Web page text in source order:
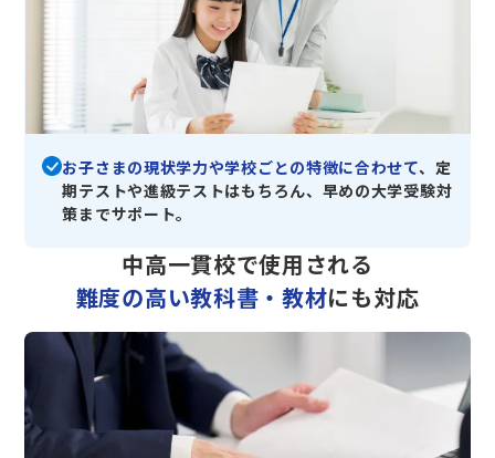
お子さまの現状学力や学校ごとの特徴に合わせて、定
期テストや進級テストはもちろん、早めの大学受験対
策までサポート。
中高一貫校で使用される
難度の高い教科書・教材にも対応